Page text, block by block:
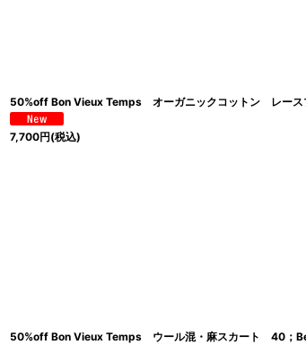
50%off Bon Vieux Temps オーガニックコットン レー
7,700円(税込)
50%off Bon Vieux Temps ウール混・麻スカート 40；